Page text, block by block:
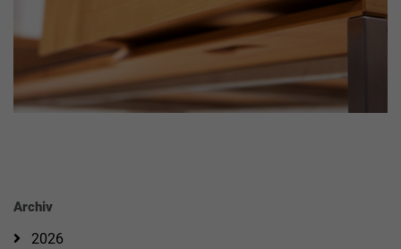
Archiv
2026